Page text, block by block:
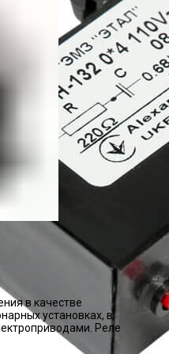
в качестве
установках, в
Реле